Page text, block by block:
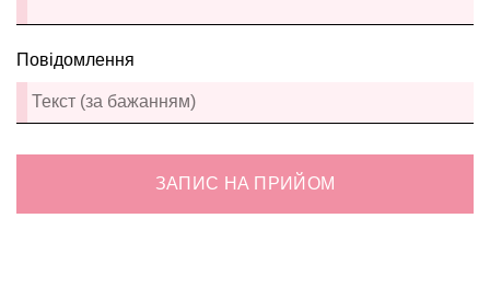
Повідомлення
ЗАПИС НА ПРИЙОМ